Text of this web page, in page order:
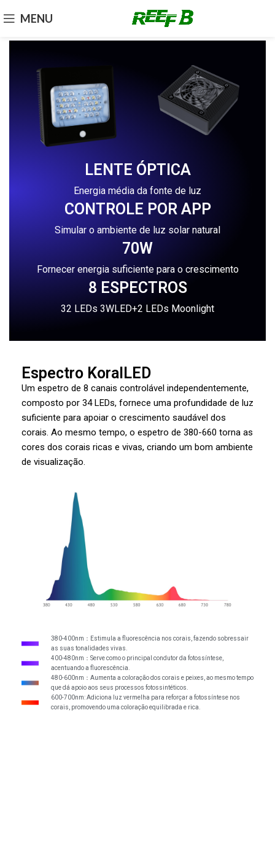
MENU
LENTE ÓPTICA
Energia média da fonte de luz
CONTROLE POR APP
Simular o ambiente de luz solar natural
70W
Fornecer energia suficiente para o crescimento
8 ESPECTROS
32 LEDs 3WLED+2 LEDs Moonlight
Espectro KoralLED
Um espetro de 8 canais controlável independentemente,
composto por 34 LEDs, fornece uma profundidade de luz
suficiente para apoiar o crescimento saudável dos
corais. Ao mesmo tempo, o espetro de 380-660 torna as
cores dos corais ricas e vivas, criando um bom ambiente
de visualização.
380-400nm：Estimula a fluorescência nos corais, fazendo sobressair
as suas tonalidades vivas.
400-480nm：Serve como o principal condutor da fotossíntese,
acentuando a fluorescência.
480-600nm：Aumenta a coloração dos corais e peixes, ao mesmo tempo
que dá apoio aos seus processos fotossintéticos.
600-700nm: Adiciona luz vermelha para reforçar a fotossíntese nos
corais, promovendo uma coloração equilibrada e rica.